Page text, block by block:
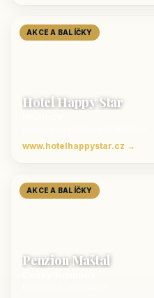
AKCE A BALÍČKY
Hotel Happy Star
www.hotelhappystar.cz →
AKCE A BALÍČKY
Penzion Maštal